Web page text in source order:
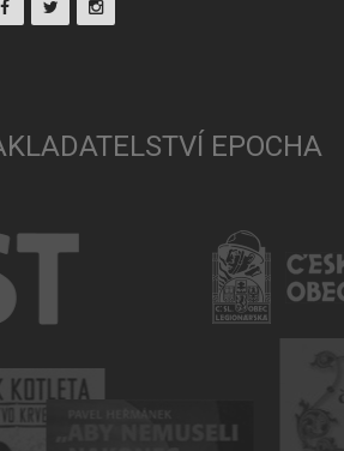
EPOCHA